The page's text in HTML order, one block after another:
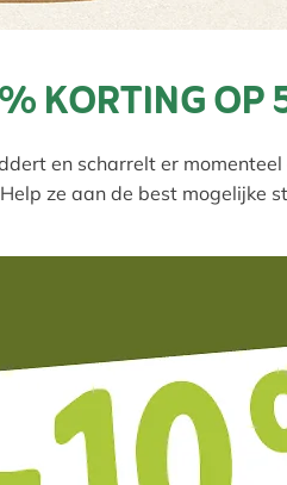
KORTING OP
en scharrelt er
ze aan de best mogelijke